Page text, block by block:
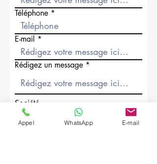
Téléphone
E-mail
Rédigez un message
Société
Appel WhatsApp E-mail